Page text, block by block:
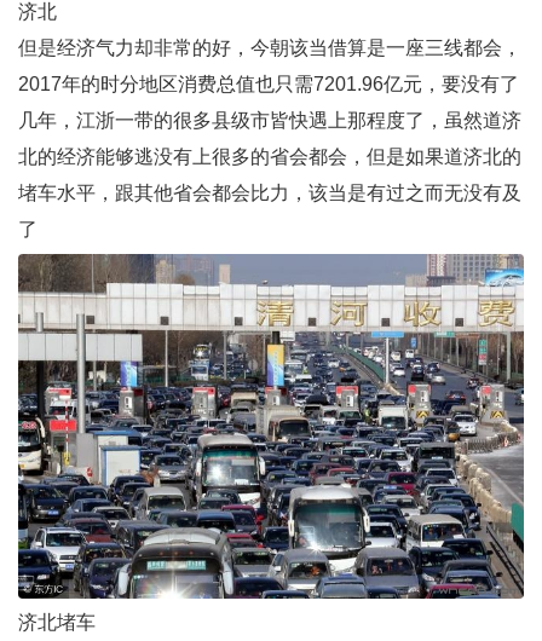
济北
但是经济气力却非常的好，今朝该当借算是一座三线都会，
2017年的时分地区消费总值也只需7201.96亿元，要没有了
几年，江浙一带的很多县级市皆快遇上那程度了，虽然道济
北的经济能够逃没有上很多的省会都会，但是如果道济北的
堵车水平，跟其他省会都会比力，该当是有过之而无没有及
了
济北堵车